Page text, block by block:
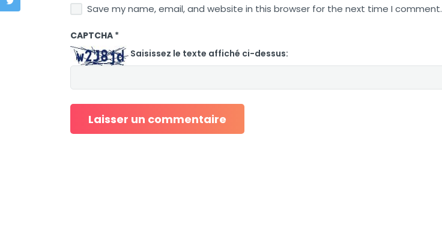
Save my name, email, and website in this browser for the next time I comment.
CAPTCHA *
Saisissez le texte affiché ci-dessus: